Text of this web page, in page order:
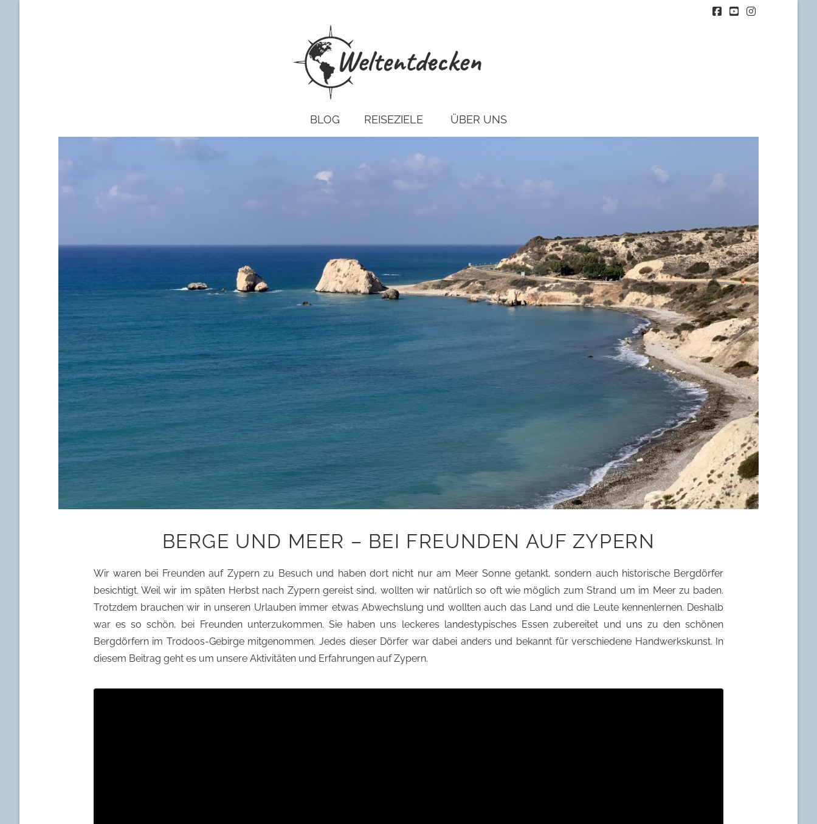
BLOG REISEZIELE ÜBER UNS
BERGE UND MEER – BEI FREUNDEN AUF ZYPERN
Wir waren bei Freunden auf Zypern zu Besuch und haben dort nicht nur am Meer Sonne getankt, sondern auch historische Bergdörfer
besichtigt. Weil wir im späten Herbst nach Zypern gereist sind, wollten wir natürlich so oft wie möglich zum Strand um im Meer zu baden.
Trotzdem brauchen wir in unseren Urlauben immer etwas Abwechslung und wollten auch das Land und die Leute kennenlernen. Deshalb
war es so schön, bei Freunden unterzukommen. Sie haben uns leckeres landestypisches Essen zubereitet und uns zu den schönen
Bergdörfern im Trodoos-Gebirge mitgenommen. Jedes dieser Dörfer war dabei anders und bekannt für verschiedene Handwerkskunst. In
diesem Beitrag geht es um unsere Aktivitäten und Erfahrungen auf Zypern.